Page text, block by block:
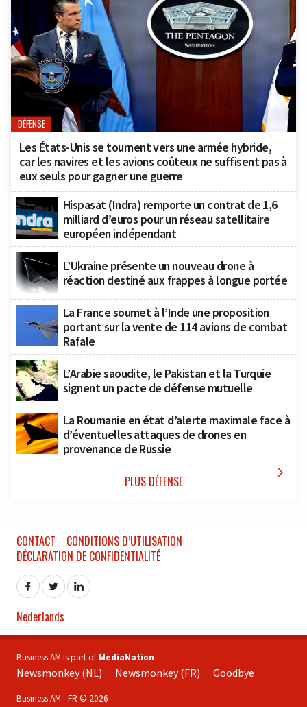
DÉFENSE
Les États-Unis se tournent vers une armée hybride,
car les navires et les avions coûteux ne suffisent pas à
eux seuls pour gagner une guerre
Hispasat (Indra) remporte un contrat de 1,6
milliard d’euros pour un réseau satellitaire
européen indépendant
L’Ukraine présente un nouveau drone à
réaction destiné aux frappes à longue portée
La France soumet à l’Inde une proposition
portant sur la vente de 114 avions de combat
Rafale
L’Arabie saoudite, le Pakistan et la Turquie
signent un pacte de défense mutuelle
La Roumanie en état d’alerte maximale face à
d’éventuelles attaques de drones en
provenance de Russie
PLUS DÉFENSE 
CONTACT
CONDITIONS D’UTILISATION
DÉCLARATION DE CONFIDENTIALITÉ
Nederlands
Business AM is part of MediaNation
Newsmonkey (NL) Newsmonkey (FR) Goodbye
Business AM - FR © 2026